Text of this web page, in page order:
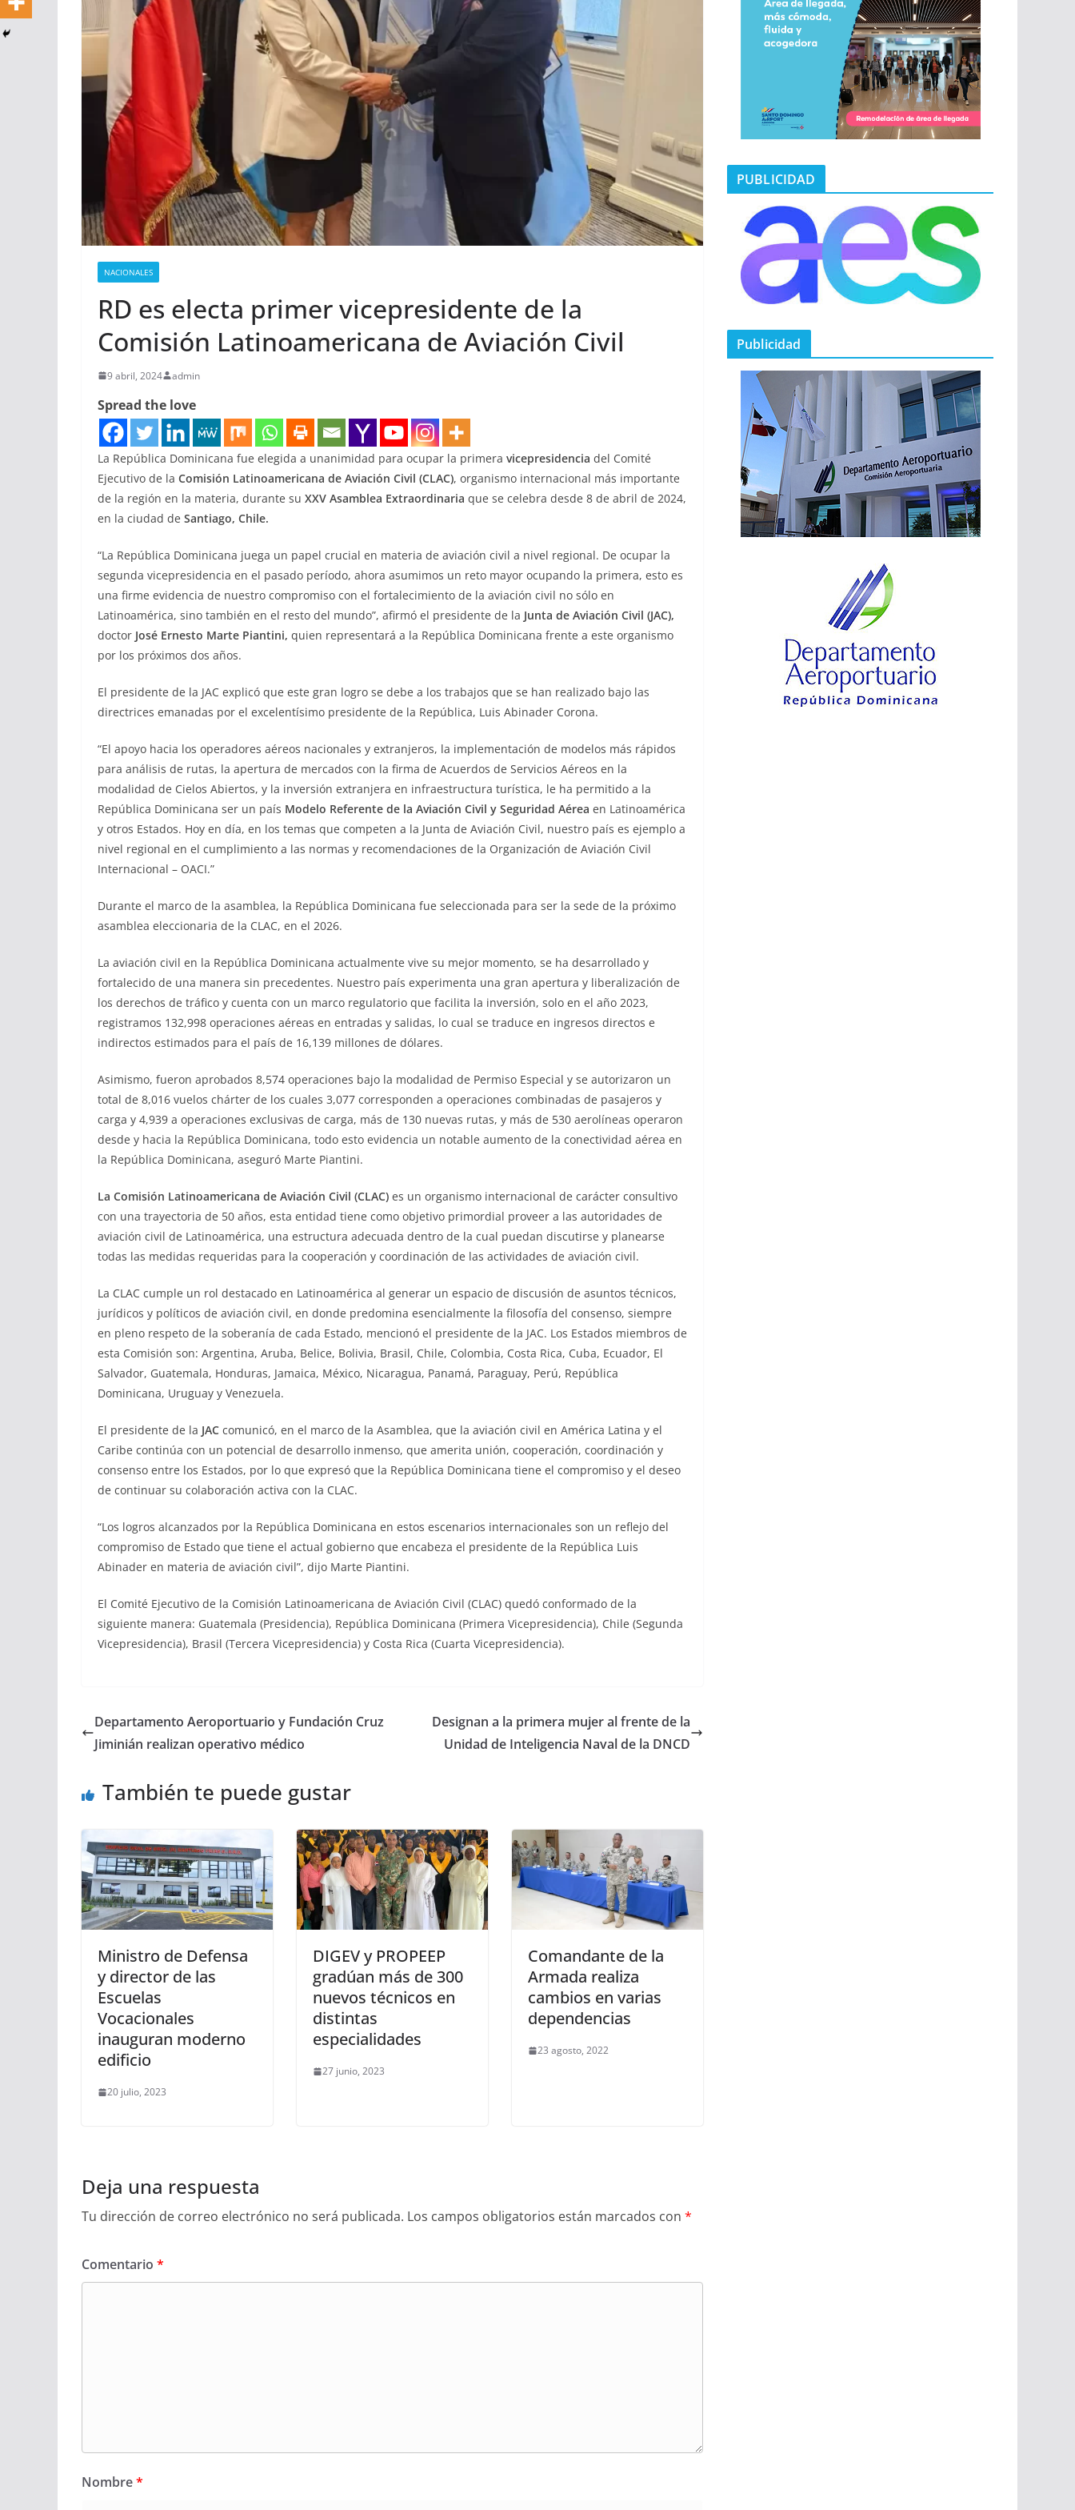
NACIONALES
RD es electa primer vicepresidente de la
Comisión Latinoamericana de Aviación Civil
9 abril, 2024 admin
Spread the love
La República Dominicana fue elegida a unanimidad para ocupar la primera vicepresidencia del Comité
Ejecutivo de la Comisión Latinoamericana de Aviación Civil (CLAC), organismo internacional más importante
de la región en la materia, durante su XXV Asamblea Extraordinaria que se celebra desde 8 de abril de 2024,
en la ciudad de Santiago, Chile.
“La República Dominicana juega un papel crucial en materia de aviación civil a nivel regional. De ocupar la
segunda vicepresidencia en el pasado período, ahora asumimos un reto mayor ocupando la primera, esto es
una firme evidencia de nuestro compromiso con el fortalecimiento de la aviación civil no sólo en
Latinoamérica, sino también en el resto del mundo”, afirmó el presidente de la Junta de Aviación Civil (JAC),
doctor José Ernesto Marte Piantini, quien representará a la República Dominicana frente a este organismo
por los próximos dos años.
El presidente de la JAC explicó que este gran logro se debe a los trabajos que se han realizado bajo las
directrices emanadas por el excelentísimo presidente de la República, Luis Abinader Corona.
“El apoyo hacia los operadores aéreos nacionales y extranjeros, la implementación de modelos más rápidos
para análisis de rutas, la apertura de mercados con la firma de Acuerdos de Servicios Aéreos en la
modalidad de Cielos Abiertos, y la inversión extranjera en infraestructura turística, le ha permitido a la
República Dominicana ser un país Modelo Referente de la Aviación Civil y Seguridad Aérea en Latinoamérica
y otros Estados. Hoy en día, en los temas que competen a la Junta de Aviación Civil, nuestro país es ejemplo a
nivel regional en el cumplimiento a las normas y recomendaciones de la Organización de Aviación Civil
Internacional – OACI.”
Durante el marco de la asamblea, la República Dominicana fue seleccionada para ser la sede de la próximo
asamblea eleccionaria de la CLAC, en el 2026.
La aviación civil en la República Dominicana actualmente vive su mejor momento, se ha desarrollado y
fortalecido de una manera sin precedentes. Nuestro país experimenta una gran apertura y liberalización de
los derechos de tráfico y cuenta con un marco regulatorio que facilita la inversión, solo en el año 2023,
registramos 132,998 operaciones aéreas en entradas y salidas, lo cual se traduce en ingresos directos e
indirectos estimados para el país de 16,139 millones de dólares.
Asimismo, fueron aprobados 8,574 operaciones bajo la modalidad de Permiso Especial y se autorizaron un
total de 8,016 vuelos chárter de los cuales 3,077 corresponden a operaciones combinadas de pasajeros y
carga y 4,939 a operaciones exclusivas de carga, más de 130 nuevas rutas, y más de 530 aerolíneas operaron
desde y hacia la República Dominicana, todo esto evidencia un notable aumento de la conectividad aérea en
la República Dominicana, aseguró Marte Piantini.
La Comisión Latinoamericana de Aviación Civil (CLAC) es un organismo internacional de carácter consultivo
con una trayectoria de 50 años, esta entidad tiene como objetivo primordial proveer a las autoridades de
aviación civil de Latinoamérica, una estructura adecuada dentro de la cual puedan discutirse y planearse
todas las medidas requeridas para la cooperación y coordinación de las actividades de aviación civil.
La CLAC cumple un rol destacado en Latinoamérica al generar un espacio de discusión de asuntos técnicos,
jurídicos y políticos de aviación civil, en donde predomina esencialmente la filosofía del consenso, siempre
en pleno respeto de la soberanía de cada Estado, mencionó el presidente de la JAC. Los Estados miembros de
esta Comisión son: Argentina, Aruba, Belice, Bolivia, Brasil, Chile, Colombia, Costa Rica, Cuba, Ecuador, El
Salvador, Guatemala, Honduras, Jamaica, México, Nicaragua, Panamá, Paraguay, Perú, República
Dominicana, Uruguay y Venezuela.
El presidente de la JAC comunicó, en el marco de la Asamblea, que la aviación civil en América Latina y el
Caribe continúa con un potencial de desarrollo inmenso, que amerita unión, cooperación, coordinación y
consenso entre los Estados, por lo que expresó que la República Dominicana tiene el compromiso y el deseo
de continuar su colaboración activa con la CLAC.
“Los logros alcanzados por la República Dominicana en estos escenarios internacionales son un reflejo del
compromiso de Estado que tiene el actual gobierno que encabeza el presidente de la República Luis
Abinader en materia de aviación civil”, dijo Marte Piantini.
El Comité Ejecutivo de la Comisión Latinoamericana de Aviación Civil (CLAC) quedó conformado de la
siguiente manera: Guatemala (Presidencia), República Dominicana (Primera Vicepresidencia), Chile (Segunda
Vicepresidencia), Brasil (Tercera Vicepresidencia) y Costa Rica (Cuarta Vicepresidencia).
Departamento Aeroportuario y Fundación Cruz
Jiminián realizan operativo médico
Designan a la primera mujer al frente de la
Unidad de Inteligencia Naval de la DNCD
También te puede gustar
Ministro de Defensa
y director de las
Escuelas
Vocacionales
inauguran moderno
edificio
20 julio, 2023
DIGEV y PROPEEP
gradúan más de 300
nuevos técnicos en
distintas
especialidades
27 junio, 2023
Comandante de la
Armada realiza
cambios en varias
dependencias
23 agosto, 2022
Deja una respuesta
Tu dirección de correo electrónico no será publicada. Los campos obligatorios están marcados con *
Comentario *
Nombre*
PUBLICIDAD
Publicidad